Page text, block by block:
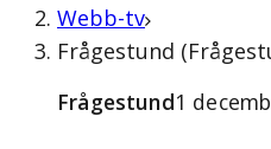
Webb-tv
Frågestund
Frågestund1